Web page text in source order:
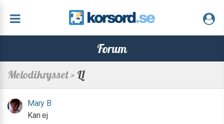
Forum
Melodikrysset > L1
Mary B
Kan ej